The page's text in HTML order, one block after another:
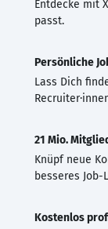
Entdecke mit
passt.
Persönliche
Lass Dich
21 Mio.
Knüpf neue
besseres Job-
Kostenlos